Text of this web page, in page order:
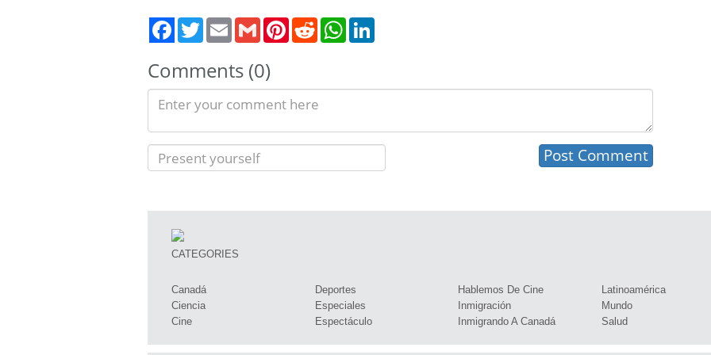
TwitterEmail Gmail PinterestRedditWhatsApp
Comments (0)
CATEGORIES
Canadá
Ciencia
Cine
Deportes
Especiales
Espectáculo
Hablemos De Cine
Inmigración
Inmigrando A Canadá
Latinoamérica
Mundo
Salud